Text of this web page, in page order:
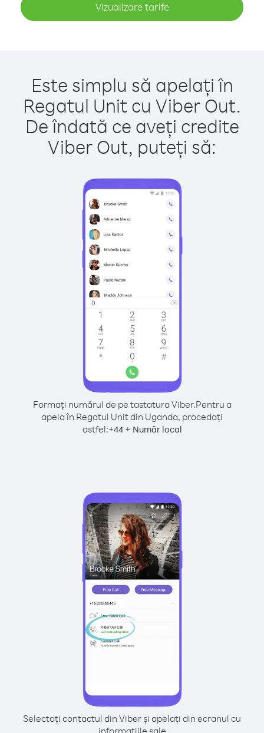
Vizualizare tarife
Este simplu să apelați în
Regatul Unit cu Viber Out.
De îndată ce aveți credite
Viber Out, puteți să:
Formați numărul de pe tastatura Viber.Pentru a
apela în Regatul Unit din Uganda, procedați
astfel:+44+ Număr local
Selectați contactul din Viber și apelați din ecranul cu
informațiile sale